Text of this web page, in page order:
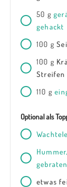
50 g
gehackt
100 g
100 g
Streifen
110 g
Optional als
gebraten
etwas